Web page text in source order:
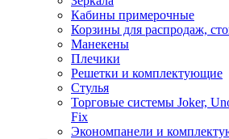
Кабины примерочные
Корзины для распродаж,
Манекены
Плечики
Решетки и комплектующие
Стулья
Торговые системы Joker,
Fix
Экономпанели и